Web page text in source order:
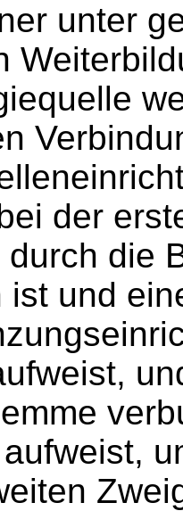
unter
der
die
ist und